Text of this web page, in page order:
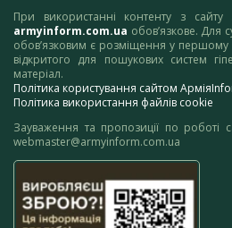
При використанні контенту з
armyinform.com.ua обов’язкове. Для
обов’язковим є розміщення у першому
відкритого для пошукових систем
матеріал.
Політика користування сайтом
Політика використання файлів cookie
Зауваження та пропозиції по роботі
webmaster@armyinform.com.ua